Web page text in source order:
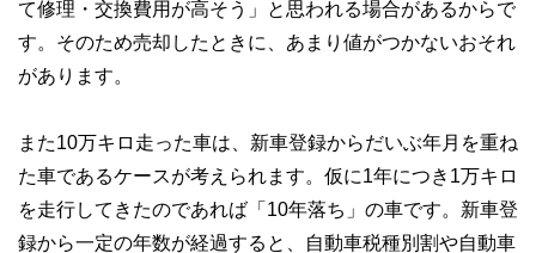
て修理・交換費用が高そう」と思われる場合があるからで
す。そのため売却したときに、あまり値がつかないおそれ
があります。
また10万キロ走った車は、新車登録からだいぶ年月を重ね
た車であるケースが考えられます。仮に1年につき1万キロ
を走行してきたのであれば「10年落ち」の車です。新車登
録から一定の年数が経過すると、自動車税種別割や自動車